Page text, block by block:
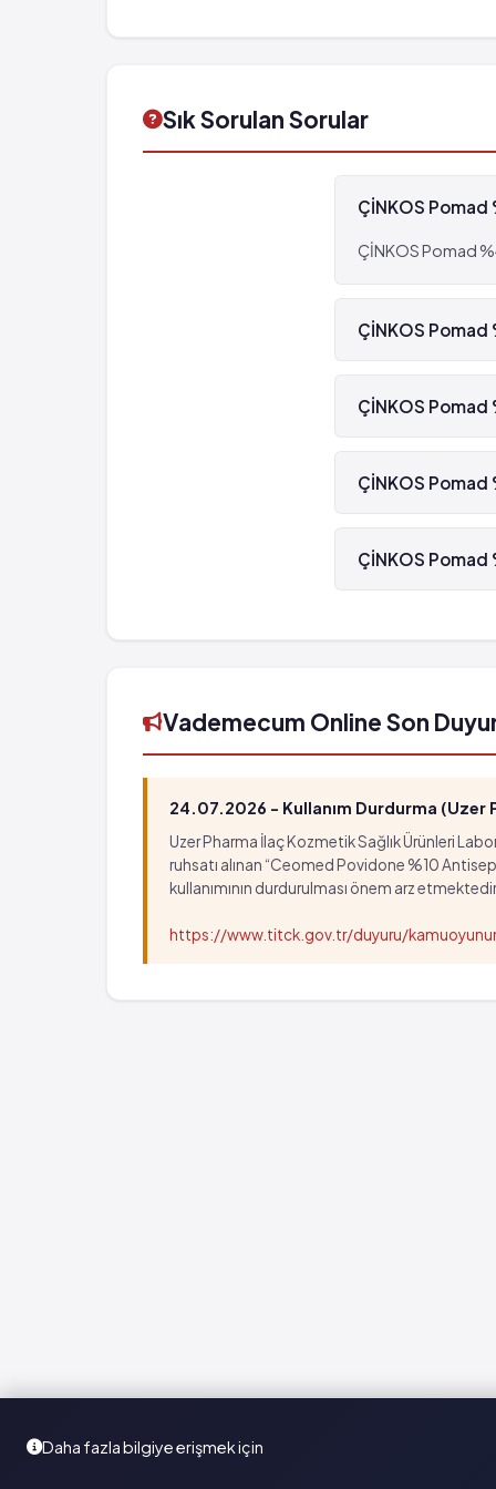
Sık Sorulan Sorular
ÇİNKOS
ÇİNKOS Pomad
ÇİNKOS
Evet, ÇİNKOS
ÇİNKOS
ÇİNKOS Pomad
ÇİNKOS
ÇİNKOS Pomad
ÇİNKOS
Vademecum Online Son
24.07.2026 - Kullanım Durdurma (Uzer
Uzer Pharma İlaç Kozmetik Sağlık Ürünleri
ruhsatı alınan “Ceomed Povidone %10
kullanımının durdurulması önem arz
https://www.titck.gov.tr/duyuru/
Daha fazla bilgiye erişmek için